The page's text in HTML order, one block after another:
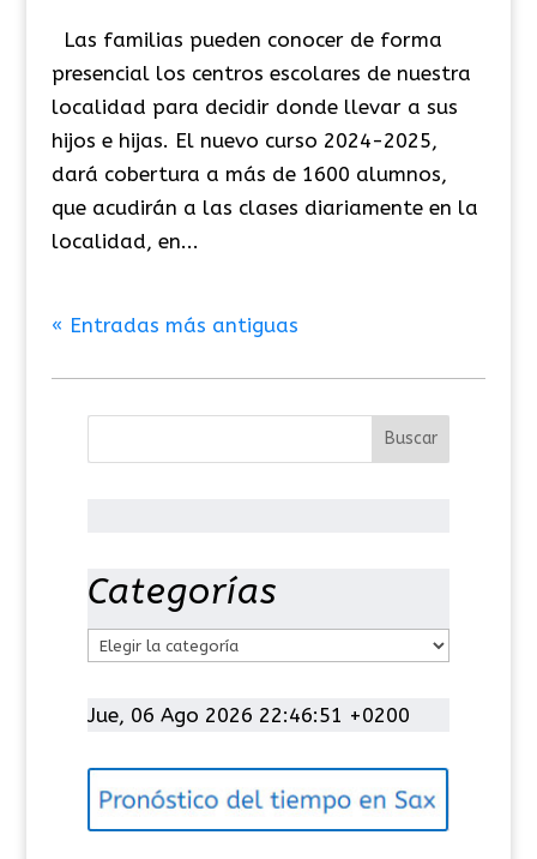
Las familias pueden conocer de forma
presencial los centros escolares de nuestra
localidad para decidir donde llevar a sus
hijos e hijas. El nuevo curso 2024-2025,
dará cobertura a más de 1600 alumnos,
que acudirán a las clases diariamente en la
localidad, en...
« Entradas más antiguas
Categorías
t
g
Jue, 06 Ago 2026 22:46:51 +0200